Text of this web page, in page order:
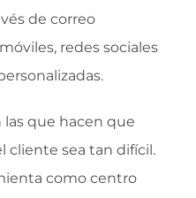
de correo
redes sociales
las que hacen que
cliente sea tan difícil.
como centro